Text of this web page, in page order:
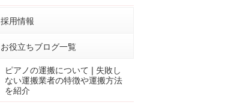
採用情報
お役立ちブログ一覧
ピアノの運搬について❘失敗し
ない運搬業者の特徴や運搬方法
を紹介